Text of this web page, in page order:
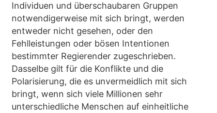
Individuen und überschaubaren Gruppen
notwendigerweise mit sich bringt, werden
entweder nicht gesehen, oder den
Fehlleistungen oder bösen Intentionen
bestimmter Regierender zugeschrieben.
Dasselbe gilt für die Konflikte und die
Polarisierung, die es unvermeidlich mit sich
bringt, wenn sich viele Millionen sehr
unterschiedliche Menschen auf einheitliche